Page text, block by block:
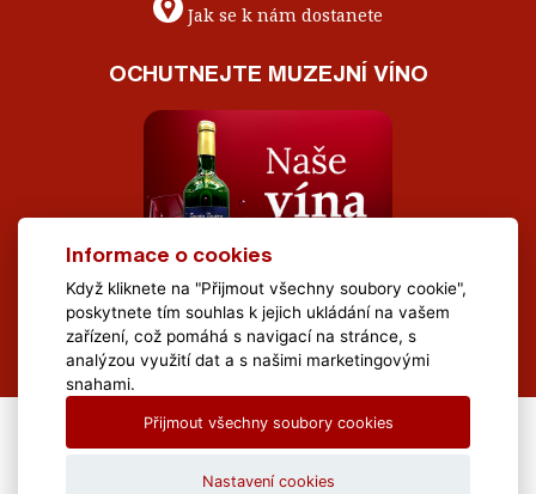
Jak se k nám dostanete
OCHUTNEJTE MUZEJNÍ VÍNO
All Rights Reserved Muzeum Brněnska © 2020, Webdesign by
Informace o cookies
Když kliknete na "Přijmout všechny soubory cookie",
poskytnete tím souhlas k jejich ukládání na vašem
zařízení, což pomáhá s navigací na stránce, s
analýzou využití dat a s našimi marketingovými
snahami.
Přijmout všechny soubory cookies
Nastavení cookies